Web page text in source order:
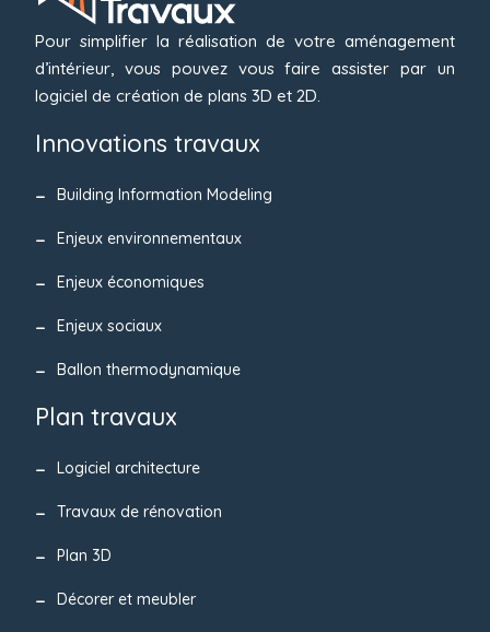
Pour simplifier la réalisation de votre aménagement
d’intérieur, vous pouvez vous faire assister par un
logiciel de création de plans 3D et 2D.
Innovations travaux
Building Information Modeling
Enjeux environnementaux
Enjeux économiques
Enjeux sociaux
Ballon thermodynamique
Plan travaux
Logiciel architecture
Travaux de rénovation
Plan 3D
Décorer et meubler